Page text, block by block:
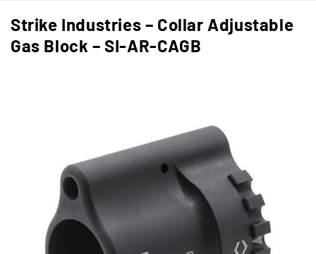
Strike Industries – Collar Adjustable
Gas Block – SI-AR-CAGB